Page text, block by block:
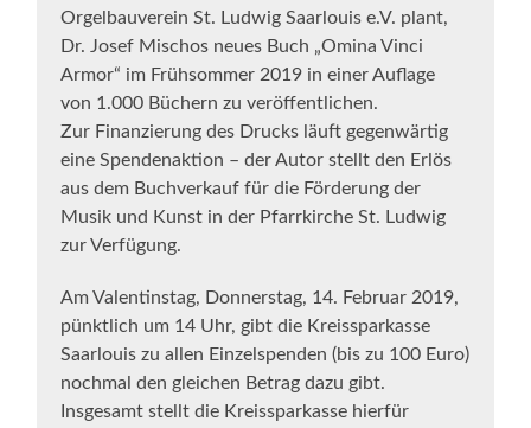
Orgelbauverein St. Ludwig Saarlouis e.V. plant,
Dr. Josef Mischos neues Buch „Omina Vinci
Armor“ im Frühsommer 2019 in einer Auflage
von 1.000 Büchern zu veröffentlichen.
Zur Finanzierung des Drucks läuft gegenwärtig
eine Spendenaktion – der Autor stellt den Erlös
aus dem Buchverkauf für die Förderung der
Musik und Kunst in der Pfarrkirche St. Ludwig
zur Verfügung.
Am Valentinstag, Donnerstag, 14. Februar 2019,
pünktlich um 14 Uhr, gibt die Kreissparkasse
Saarlouis zu allen Einzelspenden (bis zu 100 Euro)
nochmal den gleichen Betrag dazu gibt.
Insgesamt stellt die Kreissparkasse hierfür